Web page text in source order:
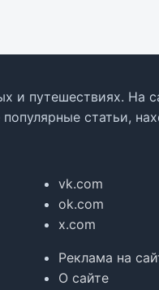
и путешествиях. На
статьи,
vk.com
ok.com
x.com
Реклама на
О сайте